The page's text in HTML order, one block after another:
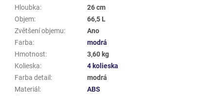
Hloubka:
26 cm
Objem:
66,5 L
Zvětšení objemu:
Ano
Farba:
modrá
Hmotnost:
3,60 kg
Kolieska:
4 kolieska
Farba detail :
modrá
Materiál :
ABS